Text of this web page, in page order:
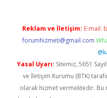
Reklam ve İletişim: E-mail:
forumhizmeti@gmail.com
Yasal Uyarı: Sitemiz, 5651
ve İletişim Kurumu (BTK)
olarak hizmet vermektedir.